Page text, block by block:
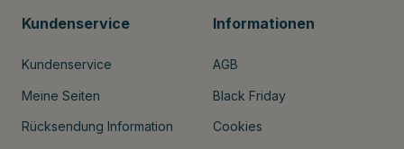
Kundenservice
Kundenservice
Meine Seiten
Rücksendung Information
Informationen
AGB
Black Friday
Cookies